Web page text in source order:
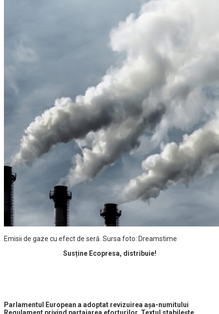
Emisii de gaze cu efect de seră. Sursa foto: Dreamstime
Susține Ecopresa, distribuie!
Parlamentul European a adoptat revizuirea așa-numitului